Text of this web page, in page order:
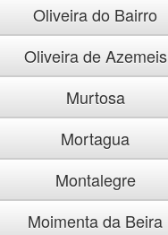
Oliveira do Bairro
Oliveira de Azemeis
Murtosa
Mortagua
Montalegre
Moimenta da Beira